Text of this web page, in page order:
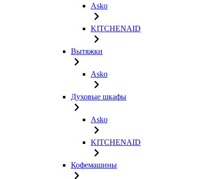
Asko
KITCHENAID
Вытяжки
Asko
Духовые шкафы
Asko
KITCHENAID
Кофемашины